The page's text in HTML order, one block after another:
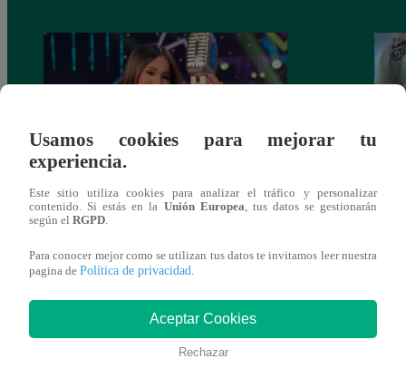
¡Imitadora de Laura Pausini se consagró
ganadora de Yo Soy: Nueva Generación!
También te puede
Usamos cookies para mejorar tu
experiencia.
Este sitio utiliza cookies para analizar el tráfico y personalizar
contenido. Si estás en la Unión Europea, tus datos se gestionarán
según el RGPD.
Para conocer mejor como se utilizan tus datos te invitamos leer nuestra
pagina de Política de privacidad.
Aceptar Cookies
Rechazar